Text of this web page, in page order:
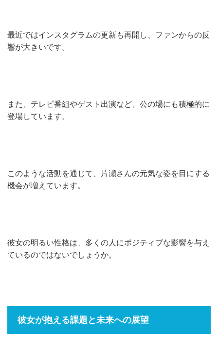
最近ではインスタグラムの更新も再開し、ファンからの反
響が大きいです。
また、テレビ番組やゲスト出演など、公の場にも積極的に
登場しています。
このような活動を通じて、片瀬さんの元気な姿を目にする
機会が増えています。
彼女の明るい性格は、多くの人にポジティブな影響を与え
ているのではないでしょうか。
彼女が抱える課題と未来への展望